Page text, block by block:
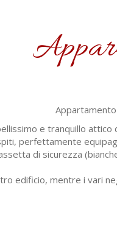
Appartamento
e tranquillo
perfettamente
di sicurezza
edificio, mentre i vari